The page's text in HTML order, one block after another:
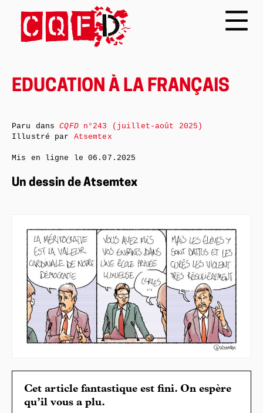
EDUCATION À LA FRANÇAIS
Un dessin de Atsemtex
Cet article fantastique est fini. On espère
qu’il vous a plu.
Paru dansCQFDn°243 (juillet-août 2025)
Illustré par Atsemtex
Mis en ligne le06.07.2025